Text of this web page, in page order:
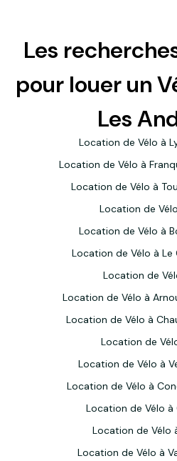
Les
pour louer un
Les
Location de Vélo à
Location de Vélo à
Location de Vélo à
Location de
Location de Vélo à
Location de Vélo à
Location de
Location de Vélo à
Location de Vélo à
Location de
Location de Vélo à
Location de Vélo à
Location de Vélo à
Location de Vélo
Location de Vélo à